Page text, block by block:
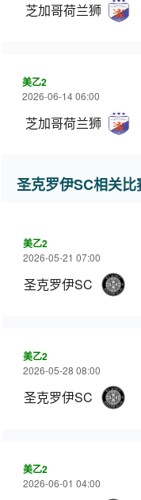
芝加哥荷兰狮
美乙2
2026-06-14 06:00
芝加哥荷兰狮
圣克罗伊SC相关比
美乙2
2026-05-21 07:00
圣克罗伊SC
美乙2
2026-05-28 08:00
圣克罗伊SC
美乙2
2026-06-01 04:00